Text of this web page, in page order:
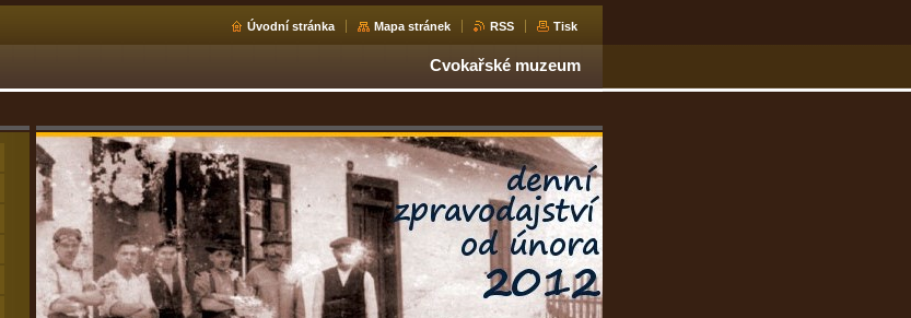
Úvodní stránka Mapa stránek RSS Tisk
Cvokařské muzeum